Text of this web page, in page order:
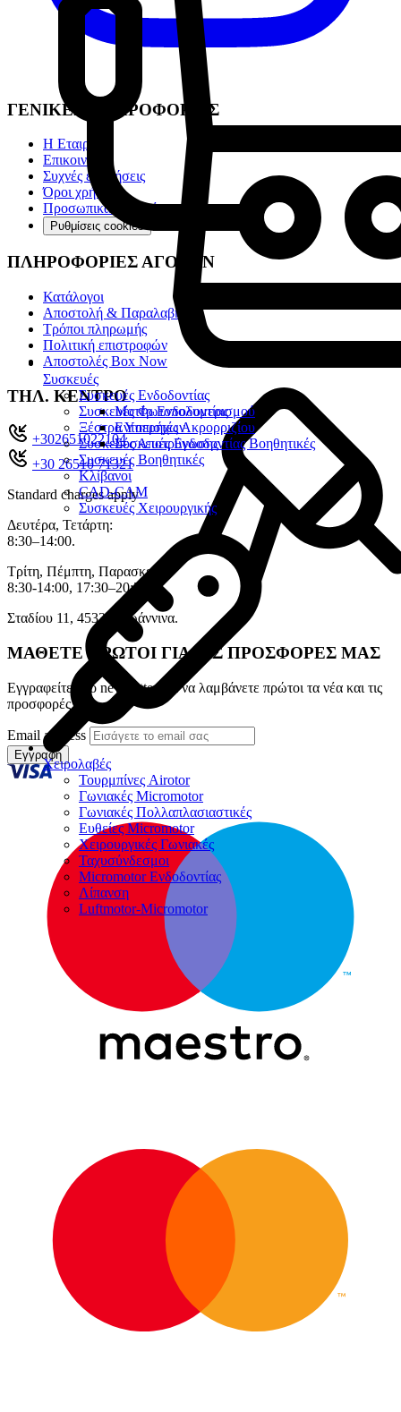
Συσκευές
Συσκευές Ενδοδοντίας
Μοτέρ Ενδοδοντίας
Εντοπιστές Ακρορριζίου
Συσκευές Ενδοδοντίας Βοηθητικές
Συσκευές Φωτοπολυμερισμού
Ξέστρα Υπερήχων
Συσκευές Αποτρύγωσης
Συσκευές Βοηθητικές
Κλίβανοι
CAD-CAM
Συσκευές Χειρουργικής
Χειρολαβές
Τουρμπίνες Airotor
Γωνιακές Micromotor
Γωνιακές Πολλαπλασιαστικές
Ευθείες Micromotor
Χειρουργικές Γωνιακές
Ταχυσύνδεσμοι
Micromotor Ενδοδοντίας
Λίπανση
Luftmotor-Micromotor
ΓΕΝΙΚΕΣ ΠΛΗΡΟΦΟΡΙΕΣ
Η Εταιρία
Επικοινωνία
Συχνές ερωτήσεις
Όροι χρήσης
Προσωπικά Δεδομένα
Ρυθμίσεις cookies
ΠΛΗΡΟΦΟΡΙΕΣ ΑΓΟΡΩΝ
Κατάλογοι
Αποστολή & Παραλαβή
Τρόποι πληρωμής
Πολιτική επιστροφών
Αποστολές Box Now
ΤΗΛ. ΚΕΝΤΡΟ
+302651022104
+30 26510 71321
Standard charges apply
Δευτέρα, Τετάρτη:
8:30–14:00.
Τρίτη, Πέμπτη, Παρασκευή:
8:30-14:00, 17:30–20:30.
Σταδίου 11, 45333 , Ιωάννινα.
ΜΑΘΕΤΕ ΠΡΩΤΟΙ ΓΙΑ ΤΙΣ ΠΡΟΣΦΟΡΕΣ ΜΑΣ
Εγγραφείτε στο newsletter για να λαμβάνετε πρώτοι τα νέα και τις
προσφορές μας
Email address
Εγγραφή